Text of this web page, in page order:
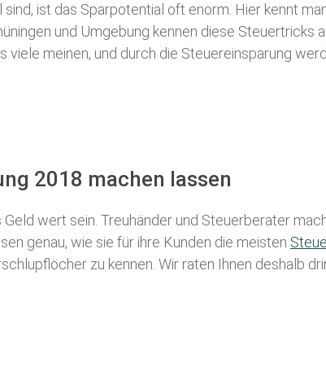
ist das Sparpotential oft enorm. Hier kennt
und Umgebung kennen diese Steuertricks
meinen, und durch die Steuereinsparung
2018 machen lassen
Geld wert sein. Treuhänder und Steuerberater
genau, wie sie für ihre Kunden die meisten
zu kennen. Wir raten Ihnen deshalb